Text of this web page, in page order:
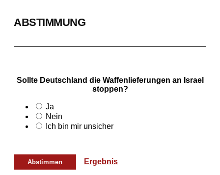
ABSTIMMUNG
Sollte Deutschland die Waffenlieferungen an Israel
stoppen?
Ja
Nein
Ich bin mir unsicher
Ergebnis